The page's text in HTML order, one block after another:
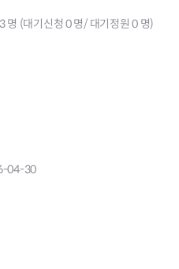
명 (대기신청 0 명/ 대기정원 0 명)
04-30